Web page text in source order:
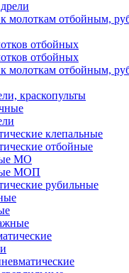
молоткам отбойным,
отбойных
отбойных
молоткам отбойным,
краскопульты
клепальные
отбойные
МО
МОП
рубильные